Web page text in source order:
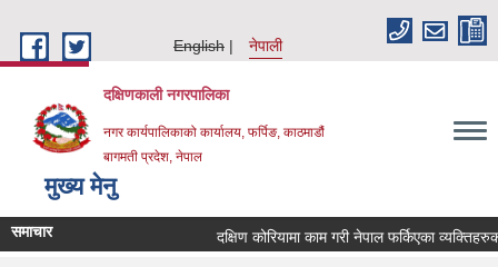
English
नेपाली
दक्षिणकाली नगरपालिका
नगर कार्यपालिकाको कार्यालय, फर्पिङ, काठमाडौं
बागमती प्रदेश, नेपाल
मुख्य मेनु
समाचार दक्षिण कोरियामा काम गरी नेपाल फर्किएका